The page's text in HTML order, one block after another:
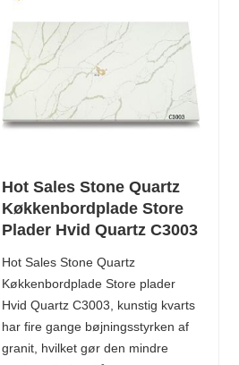
Hot Sales Stone Quartz
Køkkenbordplade Store
Plader Hvid Quartz C3003
Hot Sales Stone Quartz
Køkkenbordplade Store plader
Hvid Quartz C3003, kunstig kvarts
har fire gange bøjningsstyrken af ​​
granit, hvilket gør den mindre